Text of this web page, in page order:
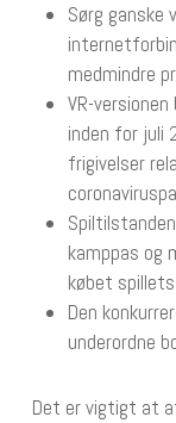
Sørg ganske
medmindre
VR-
inden for juli
frigivelser
kamppas og
købet
Den
underordne
Det er vigtigt at